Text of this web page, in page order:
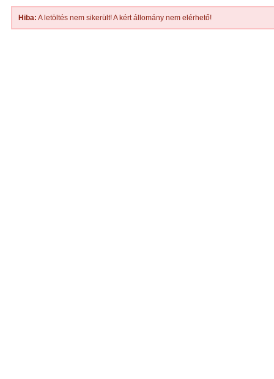
Hiba: A letöltés nem sikerült! A kért állomány nem elérhető!